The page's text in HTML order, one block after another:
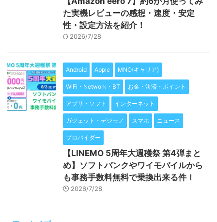
た実機レビューの感想・速度・安定
性・設定方法を紹介！
2026/7/28
Android Apple MNO(キャリア)
WiFi・Network・BT お金・決済・ポイント
アプリ・ソフト インターネット
ガジェット・デジモノ スマホ ニュース
プロバイダー
【LINEMO 5周年大週穫祭 第4弾まと
め】ソフトバンクやワイモバイルから
も事務手数料無料で乗換出来る件！
2026/7/28